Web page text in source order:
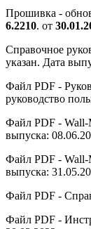
Прошивка -
6.2210. от
Справочное
указан. Дата
Файл PDF -
руководство
Файл PDF - Wall-
выпуска:
Файл PDF - Wall-
выпуска:
Файл PDF -
Файл PDF -